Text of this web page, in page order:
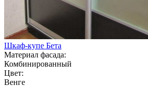
Шкаф-купе Бета
Материал фасада:
Комбинированный
Цвет:
Венге